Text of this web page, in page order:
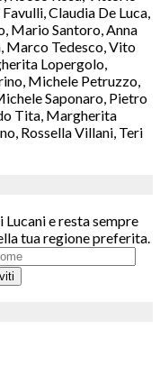
Claudia De Luca,
Mario Santoro, Anna
Marco Tedesco, Vito
Lopergolo,
Michele Petruzzo,
Saponaro, Pietro
Tita, Margherita
Rossella Villani, Teri
e resta sempre
tua regione preferita.